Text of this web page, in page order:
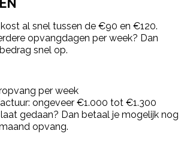
al snel tussen de €90 en €120.
opvangdagen per week? Dan
snel op.
per week
ongeveer €1.000 tot €1.300
gedaan? Dan betaal je mogelijk nog
opvang.